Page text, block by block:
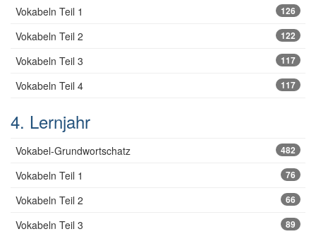
Vokabeln Teil 1 126
Vokabeln Teil 2 122
Vokabeln Teil 3 117
Vokabeln Teil 4 117
4. Lernjahr
Vokabel-Grundwortschatz 482
Vokabeln Teil 1 76
Vokabeln Teil 2 66
Vokabeln Teil 3 89